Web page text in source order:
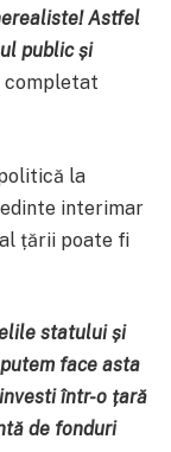
Astfel
public și
completat
la
interimar
țării poate fi
statului și
face asta
într-o țară
de fonduri